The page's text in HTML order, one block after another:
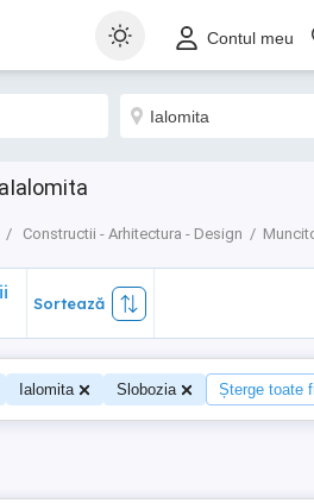
Contul meu
Constructii - Arhitectura - Design
Sortează
Ialomita Slobozia Șterge toate